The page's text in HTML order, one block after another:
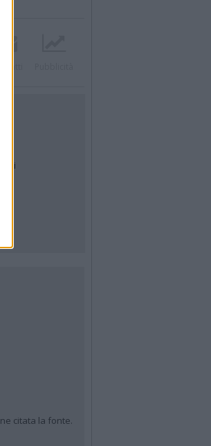
letti
citata la fonte.